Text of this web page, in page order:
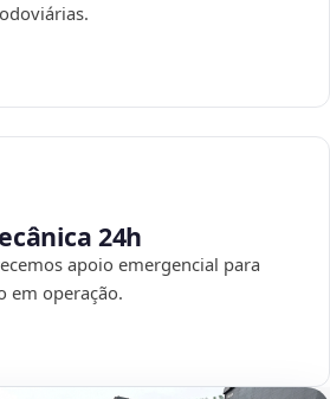
24h
apoio emergencial para
em operação.